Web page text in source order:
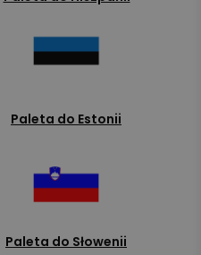
Paleta do Estonii
Paleta do Słowenii